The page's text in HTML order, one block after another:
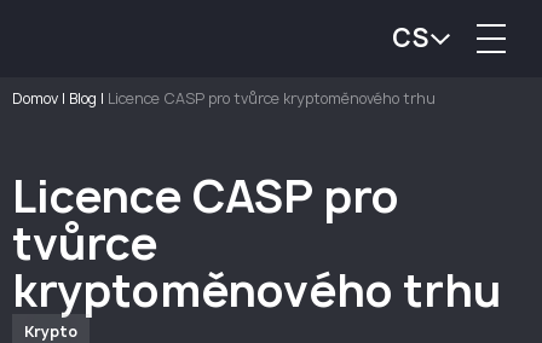
CS
Domov | Blog | Licence CASP pro tvůrce kryptoměnového trhu
Licence CASP pro
tvůrce
kryptoměnového trhu
Krypto